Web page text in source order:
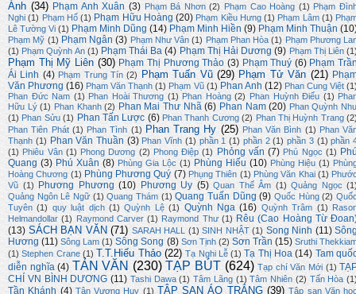
Ánh (34) Phạm Anh Xuân (3) Phạm Bá Nhơn (2) Phạm Cao Hoàng (1) Phạm
Nghi (1) Phạm Hổ (1) Phạm Hữu Hoàng (20) Phạm Kiều Hưng (1) Phạm Lâm (1)
Lê Tường Vi (1) Phạm Minh Dũng (14) Phạm Minh Hiền (9) Phạm Minh Thuận
Phạm Mỹ (1) Phạm Ngân (3) Phạm Như Vân (1) Phạm Phan Hòa (1) Phạm Phương
(1) Phạm Quỳnh An (1) Phạm Thái Ba (4) Phạm Thị Hải Dương (9) Phạm Thị Liên
Phạm Thị Mỹ Liên (30) Phạm Thị Phương Thảo (3) Phạm Thuý (6) Phạm
Ái Linh (4) Phạm Trung Tín (2) Phạm Tuấn Vũ (29) Phạm Tử Văn (21)
Văn Phương (16) Phạm Văn Thạnh (1) Phạm Vũ (1) Phan Anh (12) Phan Cung Việt
Phan Đức Nam (1) Phan Hoài Thương (1) Phan Hoàng (2) Phan Huỳnh Điểu (1)
Hữu Lý (1) Phan Khanh (2) Phan Mai Thư Nhã (6) Phan Nam (20) Phan Quỳnh
(1) Phan Sửu (1) Phan Tấn Lược (6) Phan Thanh Cương (2) Phan Thị Huỳnh Trang
Phan Tiên Phát (1) Phan Tình (1) Phan Trang Hy (25) Phan Văn Bình (1) Phan
Thạnh (1) Phan Văn Thuần (3) Phan Vĩnh (1) phần 1 (1) phần 2 (1) phần 3 (1) phần
(1) Phiêu Vân (1) Phong Dương (2) Phong Điệp (1) Phỏng vấn (7) Phú Ngọc (1)
Quang (3) Phú Xuân (8) Phùng Gia Lộc (1) Phùng Hiếu (10) Phùng Hiệu (1)
Hoàng Chương (1) Phùng Phương Quý (7) Phụng Thiên (1) Phùng Văn Khai (1)
Vũ (1) Phương Phương (10) Phương Uy (5) Quan Thế Âm (1) Quảng Ngọc
Quảng Ngôn Lê Ngữ (1) Quang Thám (1) Quang Tuấn Dũng (9) Quốc Hùng (2)
Tuyên (1) quy luật dịch (1) Quỳnh Lệ (1) Quỳnh Nga (16) Quỳnh Trâm (1)
Helmandollar (1) Raymond Carver (1) Raymond Thư (1) Rêu (Cao Hoàng Từ
(13) SÁCH BẠN VĂN (71) SARAH HALL (1) SINH NHẬT (1) Song Ninh (11)
Hương (11) Sông Lam (1) Sông Song (8) Sơn Tịnh (2) Sơn Trần (15) Sruthi
(1) Stephen Crane (1) T.T.Hiếu Thảo (22) Tạ Nghi Lễ (1) Tạ Thị Hoa (14) Tam
diễn nghĩa (4) TẢN VĂN (230) TẠP BÚT (624) Tạp chí Văn Mới (1)
CHÍ VN BÌNH DƯƠNG (11) Tashi Dawa (1) Tâm Lãng (1) Tâm Nhiên (2) Tấn Hòa
Tần Khánh (4) Tân Vương Huy (1) TẬP SAN ÁO TRẮNG (39) Tập san Văn